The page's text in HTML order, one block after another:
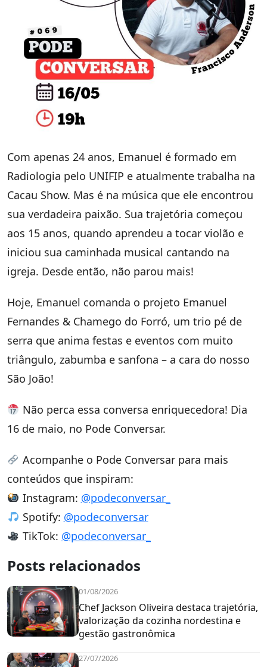
Com apenas 24 anos, Emanuel é formado em
Radiologia pelo UNIFIP e atualmente trabalha na
Cacau Show. Mas é na música que ele encontrou
sua verdadeira paixão. Sua trajetória começou
aos 15 anos, quando aprendeu a tocar violão e
iniciou sua caminhada musical cantando na
igreja. Desde então, não parou mais!
Hoje, Emanuel comanda o projeto Emanuel
Fernandes & Chamego do Forró, um trio pé de
serra que anima festas e eventos com muito
triângulo, zabumba e sanfona – a cara do nosso
São João!
Não perca essa conversa enriquecedora! Dia
16 de maio, no Pode Conversar.
Acompanhe o Pode Conversar para mais
conteúdos que inspiram:
Instagram: @podeconversar_
Spotify: @podeconversar
TikTok: @podeconversar_
Posts relacionados
01/08/2026
Chef Jackson Oliveira destaca trajetória,
valorização da cozinha nordestina e
gestão gastronômica
27/07/2026